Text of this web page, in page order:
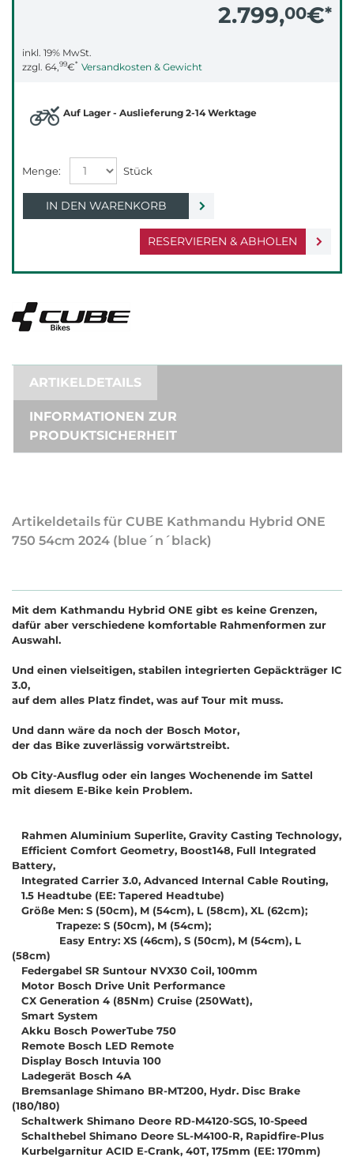
2.799,00€*
inkl. 19% MwSt.
zzgl. 64,99€* Versandkosten & Gewicht
RESERVIEREN & ABHOLEN
Auf Lager - Auslieferung 2-14 Werktage
IN DEN WARENKORB
ARTIKELDETAILS
INFORMATIONEN ZUR
PRODUKTSICHERHEIT
Artikeldetails für CUBE Kathmandu Hybrid ONE
750 54cm 2024 (blue´n´black)
Mit dem Kathmandu Hybrid ONE gibt es keine Grenzen,
dafür aber verschiedene komfortable Rahmenformen zur
Auswahl.
Und einen vielseitigen, stabilen integrierten Gepäckträger IC
3.0,
auf dem alles Platz findet, was auf Tour mit muss.
Und dann wäre da noch der Bosch Motor,
der das Bike zuverlässig vorwärtstreibt.
Ob City-Ausflug oder ein langes Wochenende im Sattel
mit diesem E-Bike kein Problem.
Rahmen Aluminium Superlite, Gravity Casting Technology,
Efficient Comfort Geometry, Boost148, Full Integrated
Battery,
Integrated Carrier 3.0, Advanced Internal Cable Routing,
1.5 Headtube (EE: Tapered Headtube)
Größe Men: S (50cm), M (54cm), L (58cm), XL (62cm);
Trapeze: S (50cm), M (54cm);
Easy Entry: XS (46cm), S (50cm), M (54cm), L
(58cm)
Federgabel SR Suntour NVX30 Coil, 100mm
Motor Bosch Drive Unit Performance
CX Generation 4 (85Nm) Cruise (250Watt),
Smart System
Akku Bosch PowerTube 750
Remote Bosch LED Remote
Display Bosch Intuvia 100
Ladegerät Bosch 4A
Bremsanlage Shimano BR-MT200, Hydr. Disc Brake
(180/180)
Schaltwerk Shimano Deore RD-M4120-SGS, 10-Speed
Schalthebel Shimano Deore SL-M4100-R, Rapidfire-Plus
Kurbelgarnitur ACID E-Crank, 40T, 175mm (EE: 170mm)